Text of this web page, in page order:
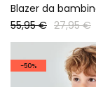
55,95 € 27,95 €
-50%